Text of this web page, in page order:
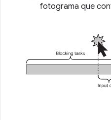
fotograma que